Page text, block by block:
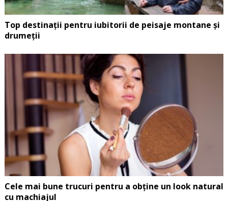
Top destinații pentru iubitorii de peisaje montane și
drumeții
Cele mai bune trucuri pentru a obține un look natural
cu machiajul